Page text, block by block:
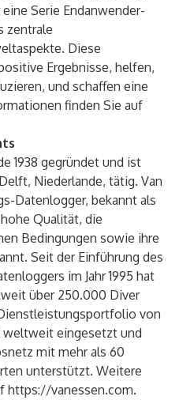
Serie Endanwender-
zentrale
Diese
Ergebnisse, helfen,
und schaffen eine
finden Sie auf
1938 gegründet und ist
Niederlande, tätig. Van
Datenlogger, bekannt als
Qualität, die
Bedingungen sowie ihre
Seit der Einführung des
im Jahr 1995 hat
über 250.000 Diver
von
weltweit eingesetzt und
mit mehr als 60
unterstützt. Weitere
https://vanessen.com.